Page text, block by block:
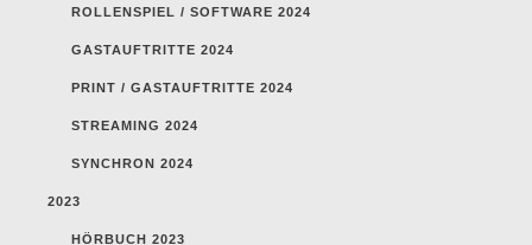
ROLLENSPIEL / SOFTWARE 2024
GASTAUFTRITTE 2024
PRINT / GASTAUFTRITTE 2024
STREAMING 2024
SYNCHRON 2024
2023
HÖRBUCH 2023